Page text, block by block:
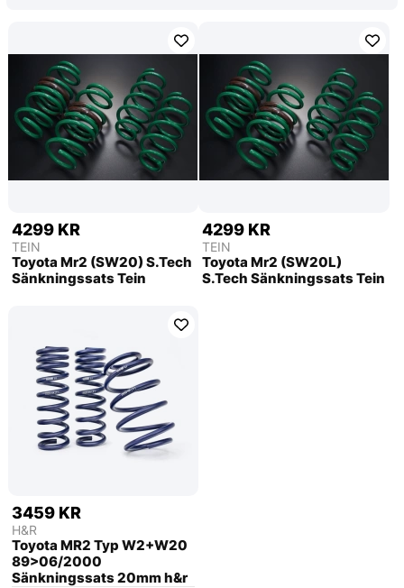
4299 KR
TEIN
Toyota Mr2 (SW20) S.Tech
Sänkningssats Tein
4299 KR
TEIN
Toyota Mr2 (SW20L)
S.Tech Sänkningssats Tein
3459 KR
H&R
Toyota MR2 Typ W2+W20
89>06/2000
Sänkningssats 20mm h&r